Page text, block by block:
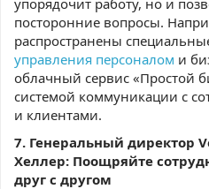
упорядочит работу, но и
посторонние вопросы.
распространены
управления персоналом и
облачный сервис «Простой
системой коммуникации с
и клиентами.
7. Генеральный директор
Хеллер: Поощряйте
друг с другом